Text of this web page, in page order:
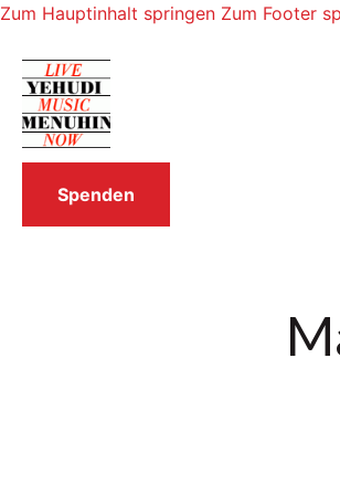
Zum Hauptinhalt springen Zum Footer
Spenden